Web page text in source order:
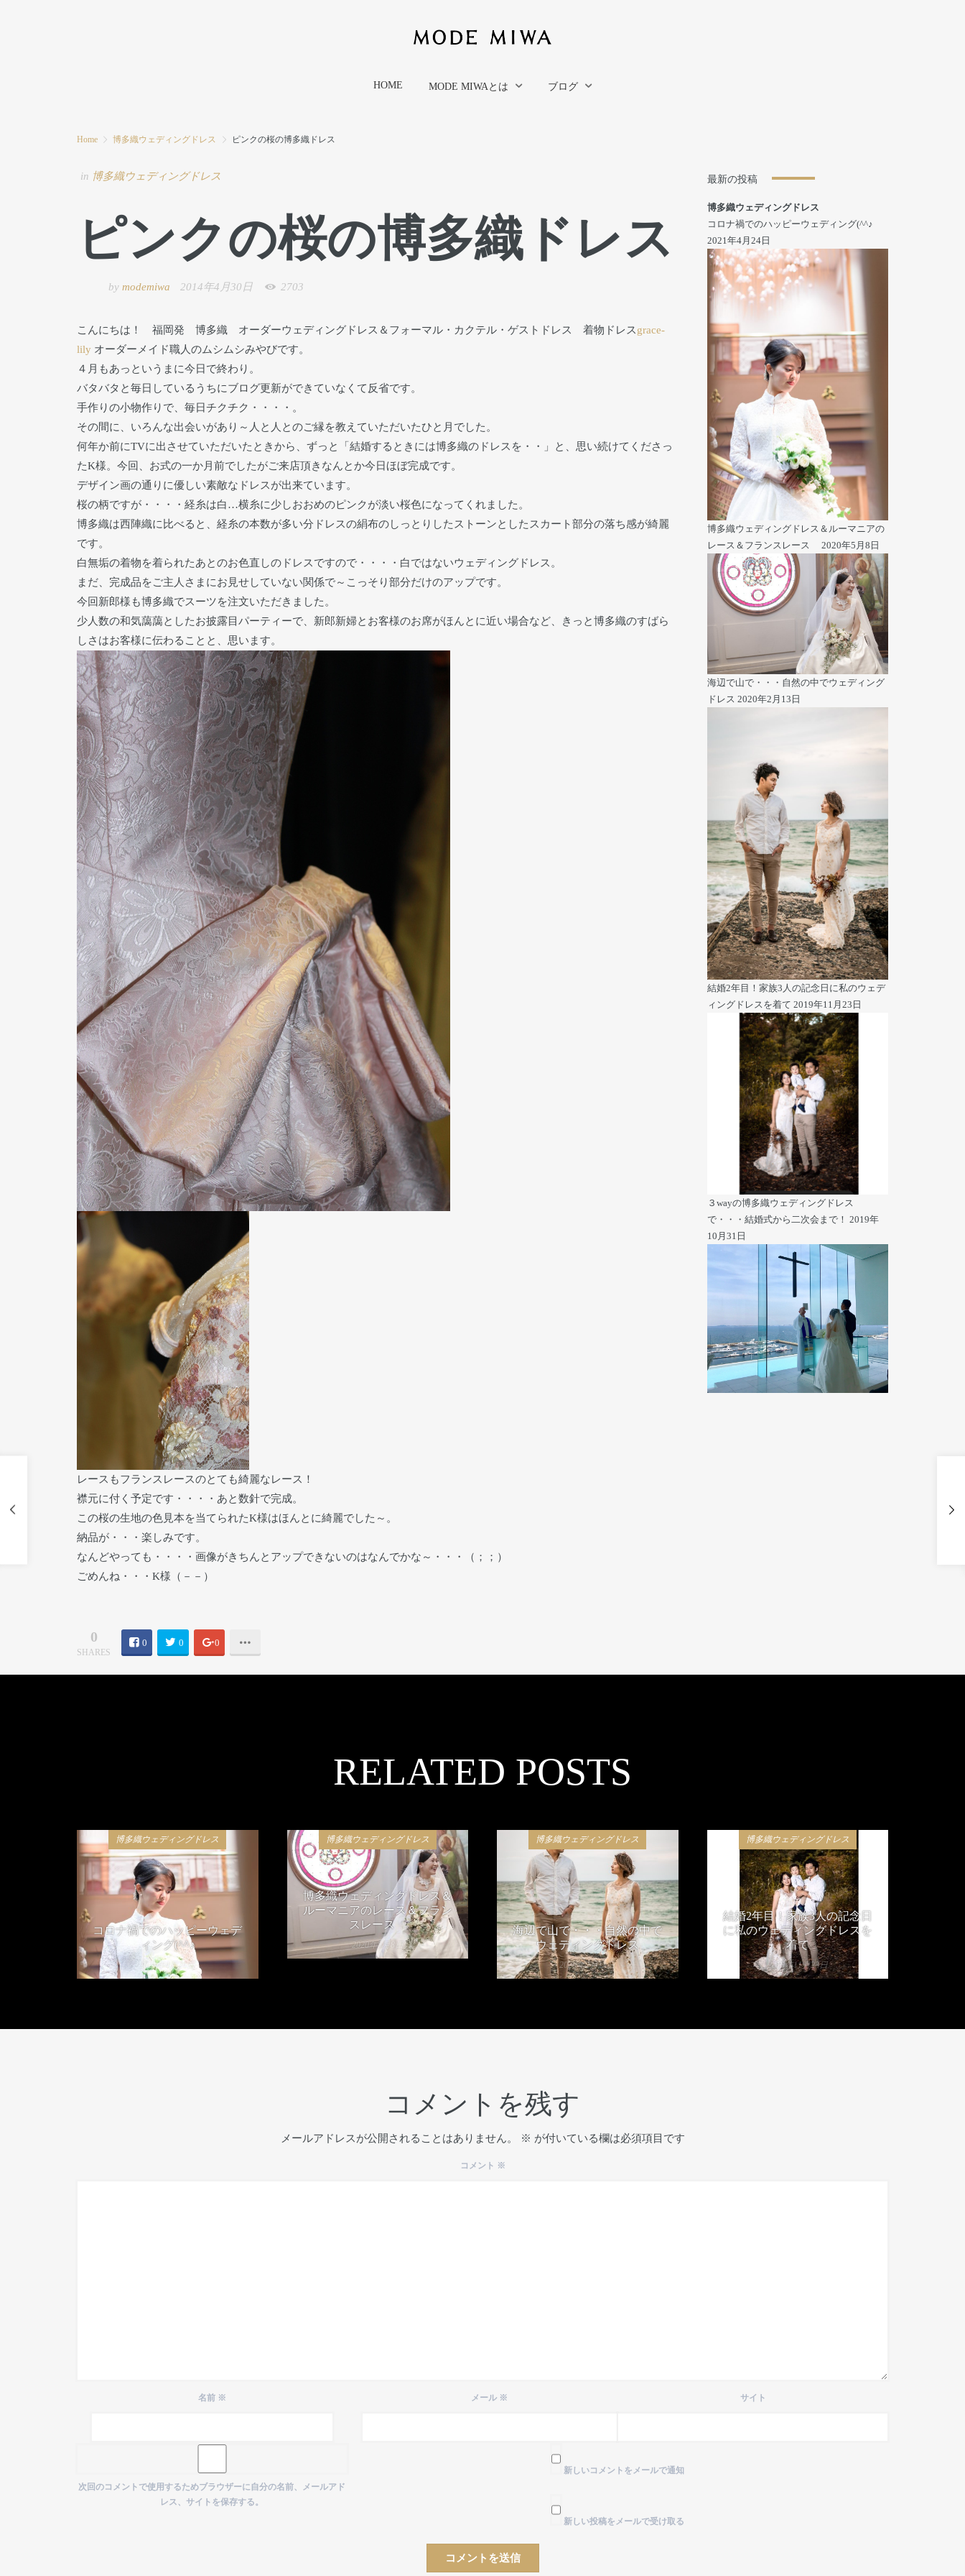
HOME MODE MIWAとは ブログ
Home 博多織ウェディングドレス ピンクの桜の博多織ドレス
in 博多織ウェディングドレス
ピンクの桜の博多織ドレス
by modemiwa 2014年4月30日 2703
こんにちは！ 福岡発 博多織 オーダーウェディングドレス＆フォーマル・カクテル・ゲストドレス 着物ドレスgrace-
lily オーダーメイド職人のムシムシみやびです。
４月もあっというまに今日で終わり。
バタバタと毎日しているうちにブログ更新ができていなくて反省です。
手作りの小物作りで、毎日チクチク・・・・。
その間に、いろんな出会いがあり～人と人とのご縁を教えていただいたひと月でした。
何年か前にTVに出させていただいたときから、ずっと「結婚するときには博多織のドレスを・・」と、思い続けてくださっ
たK様。今回、お式の一か月前でしたがご来店頂きなんとか今日ほぼ完成です。
デザイン画の通りに優しい素敵なドレスが出来ています。
桜の柄ですが・・・・経糸は白…横糸に少しおおめのピンクが淡い桜色になってくれました。
博多織は西陣織に比べると、経糸の本数が多い分ドレスの絹布のしっとりしたストーンとしたスカート部分の落ち感が綺麗
です。
白無垢の着物を着られたあとのお色直しのドレスですので・・・・白ではないウェディングドレス。
まだ、完成品をご主人さまにお見せしていない関係で～こっそり部分だけのアップです。
今回新郎様も博多織でスーツを注文いただきました。
少人数の和気藹藹としたお披露目パーティーで、新郎新婦とお客様のお席がほんとに近い場合など、きっと博多織のすばら
しさはお客様に伝わることと、思います。
レースもフランスレースのとても綺麗なレース！
襟元に付く予定です・・・・あと数針で完成。
この桜の生地の色見本を当てられたK様はほんとに綺麗でした～。
納品が・・・楽しみです。
なんどやっても・・・・画像がきちんとアップできないのはなんでかな～・・・（；；）
ごめんね・・・K様（－－）
0
SHARES
0 0 0
最新の投稿
博多織ウェディングドレス
コロナ禍でのハッピーウェディング(^^♪
2021年4月24日
博多織ウェディングドレス＆ルーマニアの
レース＆フランスレース
2020年5月8日
海辺で山で・・・自然の中でウェディング
ドレス 2020年2月13日
結婚2年目！家族3人の記念日に私のウェデ
ィングドレスを着て 2019年11月23日
３wayの博多織ウェディングドレス
で・・・結婚式から二次会まで！ 2019年
10月31日
RELATED POSTS
博多織ウェディングドレス
コロナ禍でのハッピーウェデ
ィング(^^♪
2021年4月24日
博多織ウェディングドレス
博多織ウェディングドレス＆
ルーマニアのレース＆フラン
スレース
2020年5月8日
博多織ウェディングドレス
海辺で山で・・・自然の中で
ウェディングドレス
2020年2月13日
博多織ウェディングドレス
結婚2年目！家族3人の記念日
に私のウェディングドレスを
着て
2019年11月23日
コメントを残す
メールアドレスが公開されることはありません。 ※ が付いている欄は必須項目です
コメント ※
名前 ※ メール ※ サイト
次回のコメントで使用するためブラウザーに自分の名前、メールアド
レス、サイトを保存する。
新しいコメントをメールで通知
新しい投稿をメールで受け取る